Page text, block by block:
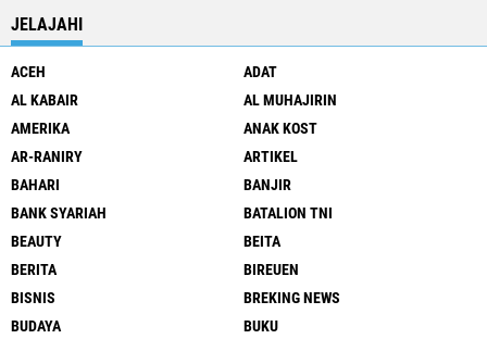
JELAJAHI
ACEH
ADAT
AL KABAIR
AL MUHAJIRIN
AMERIKA
ANAK KOST
AR-RANIRY
ARTIKEL
BAHARI
BANJIR
BANK SYARIAH
BATALION TNI
BEAUTY
BEITA
BERITA
BIREUEN
BISNIS
BREKING NEWS
BUDAYA
BUKU